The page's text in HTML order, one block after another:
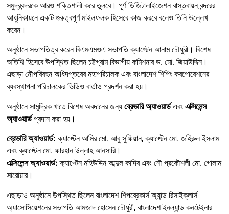
সমুদ্রবন্দরকে আরও শক্তিশালী করে তুলবে। পূর্ণ ডিজিটালাইজেশন বাস্তবায়ন বন্দরের
আধুনিকায়নে একটি গুরুত্বপূর্ণ মাইলফলক হিসেবে কাজ করবে বলেও তিনি উল্লেখ
করেন।
অনুষ্ঠানে সভাপতিত্ব করেন বিএমএমওএ সভাপতি ক্যাপ্টেন আনাম চৌধুরী। বিশেষ
অতিথি হিসেবে উপস্থিত ছিলেন চট্টগ্রাম বিভাগীয় কমিশনার ড. মো. জিয়াউদ্দিন।
এছাড়া নৌপরিবহন অধিদপ্তরের মহাপরিচালক এবং বাংলাদেশ শিপিং করপোরেশনের
ব্যবস্থাপনা পরিচালকের ভিডিও বার্তাও প্রদর্শন করা হয়।
অনুষ্ঠানে সামুদ্রিক খাতে বিশেষ অবদানের জন্য ব্রেভারি অ্যাওয়ার্ডএবং এক্সিলেন্স
অ্যাওয়ার্ডপ্রদান করা হয়।
ব্রেভারি অ্যাওয়ার্ড: ক্যাপ্টেন আমির মো. আবু সুফিয়ান, ক্যাপ্টেন মো. জহিরুল ইসলাম
এবং ক্যাপ্টেন মো. ফারহান উল্লাহ আনসারি।
এক্সিলেন্স অ্যাওয়ার্ড: ক্যাপ্টেন মহিউদ্দিন আব্দুল কাদির এবং নৌ প্রকৌশলী মো. গোলাম
সারোয়ার।
এছাড়াও অনুষ্ঠানে উপস্থিত ছিলেন বাংলাদেশ শিপব্রেকার্স অ্যান্ড রিসাইক্লার্স
অ্যাসোসিয়েশনের সভাপতি আমজাদ হোসেন চৌধুরী, বাংলাদেশ ইনল্যান্ড কনটেইনার